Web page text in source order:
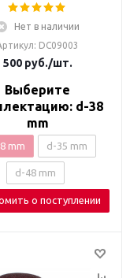
Нет в наличии
DC09003
500руб./шт.
Выберите
d-38
mm
mm d-35 mm
d-48 mm
о поступлении